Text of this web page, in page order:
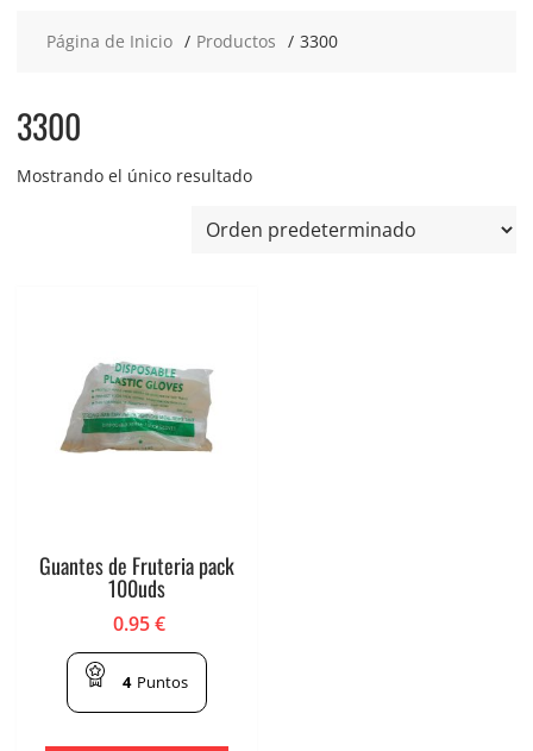
Página de Inicio Productos 3300
3300
Mostrando el único resultado
Guantes de Fruteria pack
100uds
0.95€
4 Puntos